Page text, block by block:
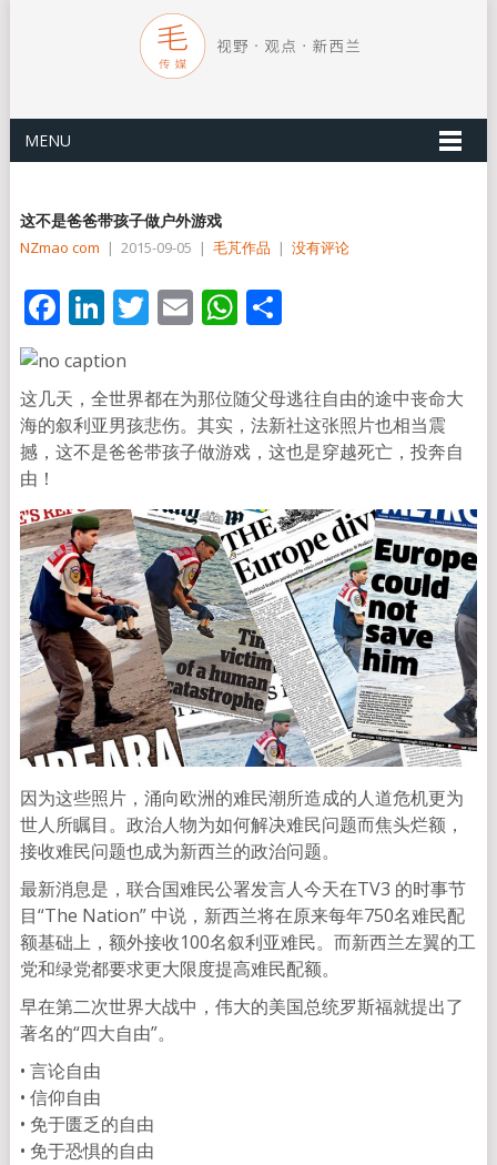
MENU
这不是爸爸带孩子做户外游戏
NZmao com | 2015-09-05 | 毛芃作品 | 没有评论
Facebook
LinkedIn
Twitter
EmailWhatsApp
分
这几天，全世界都在为那位随父母逃往自由的途中丧命大
海的叙利亚男孩悲伤。其实，法新社这张照片也相当震
撼，这不是爸爸带孩子做游戏，这也是穿越死亡，投奔自
由！
因为这些照片，涌向欧洲的难民潮所造成的人道危机更为
世人所瞩目。政治人物为如何解决难民问题而焦头烂额，
接收难民问题也成为新西兰的政治问题。
最新消息是，联合国难民公署发言人今天在TV3 的时事节
目“The Nation” 中说，新西兰将在原来每年750名难民配
额基础上，额外接收100名叙利亚难民。而新西兰左翼的工
党和绿党都要求更大限度提高难民配额。
早在第二次世界大战中，伟大的美国总统罗斯福就提出了
著名的“四大自由”。
• 言论自由
• 信仰自由
• 免于匮乏的自由
• 免于恐惧的自由